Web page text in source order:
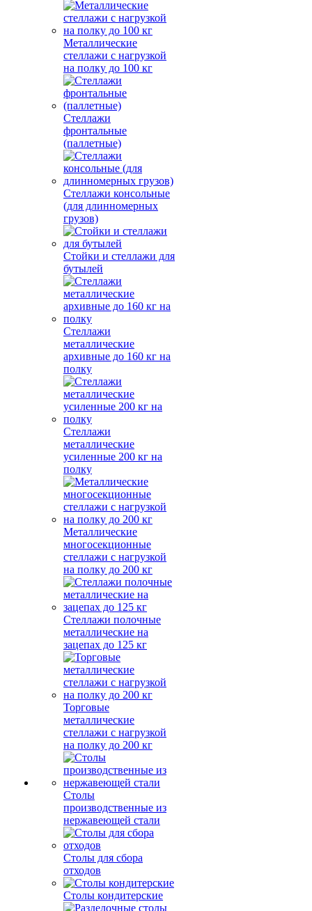
Металлические
стеллажи с нагрузкой
на полку до 100 кг
Стеллажи
фронтальные
(паллетные)
Стеллажи консольные
(для длинномерных
грузов)
Стойки и стеллажи для
бутылей
Стеллажи
металлические
архивные до 160 кг на
полку
Стеллажи
металлические
усиленные 200 кг на
полку
Металлические
многосекционные
стеллажи с нагрузкой
на полку до 200 кг
Стеллажи полочные
металлические на
зацепах до 125 кг
Торговые
металлические
стеллажи с нагрузкой
на полку до 200 кг
Столы
производственные из
нержавеющей стали
Столы для сбора
отходов
Столы кондитерские